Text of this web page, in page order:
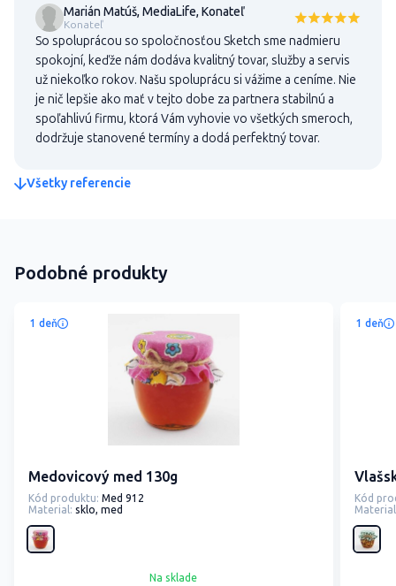
Marián Matúš, MediaLife, Konateľ
Konateľ
So spoluprácou so spoločnosťou Sketch sme nadmieru
spokojní, keďže nám dodáva kvalitný tovar, služby a servis
už niekoľko rokov. Našu spoluprácu si vážime a ceníme. Nie
je nič lepšie ako mať v tejto dobe za partnera stabilnú a
spoľahlivú firmu, ktorá Vám vyhovie vo všetkých smeroch,
dodržuje stanovené termíny a dodá perfektný tovar.
Všetky referencie
Podobné produkty
1 deň
Medovicový med 130g
Kód produktu: Med 912
Material: sklo, med
Na sklade
1 deň
Kód